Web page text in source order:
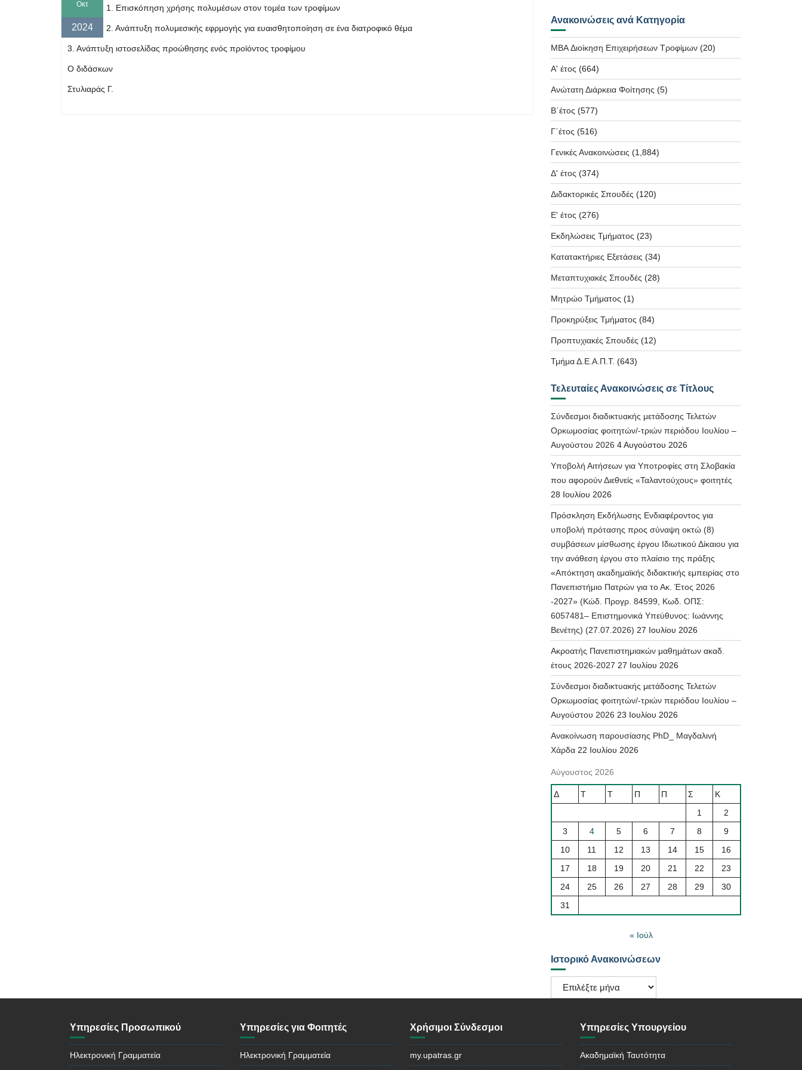
Οκτ
2024
1. Επισκόπηση χρήσης πολυμέσων στον τομέα των τροφίμων
2. Ανάπτυξη πολυμεσικής εφρμογής για ευαισθητοποίηση σε ένα διατροφικό θέμα
3. Ανάπτυξη ιστοσελίδας προώθησης ενός προϊόντος τροφίμου
Ο διδάσκων
Στυλιαράς Γ.
Ανακοινώσεις ανά Κατηγορία
MBA Διοίκηση Επιχειρήσεων Τροφίμων(20)
Α' έτος (664)
Ανώτατη Διάρκεια Φοίτησης (5)
Β΄έτος (577)
Γ΄έτος (516)
Γενικές Ανακοινώσεις (1,884)
Δ' έτος (374)
Διδακτορικές Σπουδές (120)
Ε' έτος (276)
Εκδηλώσεις Τμήματος (23)
Κατατακτήριες Εξετάσεις (34)
Μεταπτυχιακές Σπουδές (28)
Μητρώο Τμήματος (1)
Προκηρύξεις Τμήματος (84)
Προπτυχιακές Σπουδές (12)
Τμήμα Δ.Ε.Α.Π.Τ. (643)
Τελευταίες Ανακοινώσεις σε Τίτλους
Σύνδεσμοι διαδικτυακής μετάδοσης Τελετών
Ορκωμοσίας φοιτητών/-τριών περιόδου Ιουλίου –
Αυγούστου 2026 4 Αυγούστου 2026
Υποβολή Αιτήσεων για Υποτροφίες στη Σλοβακία
που αφορούν Διεθνείς «Ταλαντούχους» φοιτητές
28 Ιουλίου 2026
Πρόσκληση Εκδήλωσης Ενδιαφέροντος για
υποβολή πρότασης προς σύναψη οκτώ (8)
συμβάσεων μίσθωσης έργου Ιδιωτικού Δίκαιου για
την ανάθεση έργου στο πλαίσιο της πράξης
«Απόκτηση ακαδημαϊκής διδακτικής εμπειρίας στο
Πανεπιστήμιο Πατρών για το Ακ. Έτος 2026
-2027» (Κώδ. Προγρ. 84599, Κωδ. ΟΠΣ:
6057481– Επιστημονικά Υπεύθυνος: Ιωάννης
Βενέτης) (27.07.2026) 27 Ιουλίου 2026
Ακροατής Πανεπιστημιακών μαθημάτων ακαδ.
έτους 2026-2027 27 Ιουλίου 2026
Σύνδεσμοι διαδικτυακής μετάδοσης Τελετών
Ορκωμοσίας φοιτητών/-τριών περιόδου Ιουλίου –
Αυγούστου 2026 23 Ιουλίου 2026
Ανακοίνωση παρουσίασης PhD_ Μαγδαλινή
Χάρδα 22 Ιουλίου 2026
Αύγουστος 2026
Δ Τ Τ Π Π Σ
Κ
1
2
3
4 5 6 7 8
9
10
11 12 13 14 15
16
17
18 19 20 21 22
23
24
25 26 27 28 29
30
31
« Ιούλ
Ιστορικό Ανακοινώσεων
Ιστορικό
Ανακοινώσεων
Υπηρεσίες Προσωπικού
Ηλεκτρονική Γραμματεία
Υπηρεσίες για Φοιτητές
Ηλεκτρονική Γραμματεία
Χρήσιμοι Σύνδεσμοι
my.upatras.gr
Υπηρεσίες Υπουργείου
Ακαδημαϊκή Ταυτότητα